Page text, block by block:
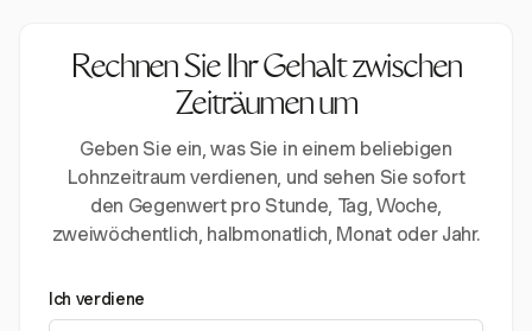
Rechnen Sie Ihr Gehalt zwischen
Zeiträumen um
Geben Sie ein, was Sie in einem beliebigen
Lohnzeitraum verdienen, und sehen Sie sofort
den Gegenwert pro Stunde, Tag, Woche,
zweiwöchentlich, halbmonatlich, Monat oder Jahr.
Ich verdiene